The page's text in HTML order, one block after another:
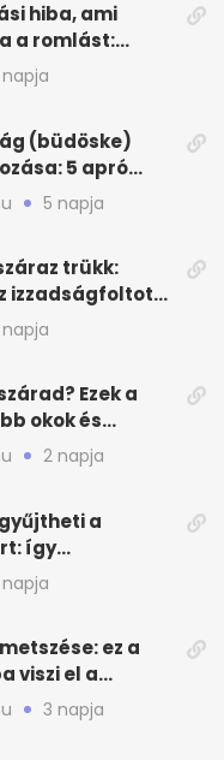
hiba, ami
a romlást:
(büdöske)
5 apró
virágzásért
5 napja
trükk:
izzadságfoltot
a matracról
Ezek a
okok és
2 napja
a
így
otthon
ez a
viszi el a
3 napja